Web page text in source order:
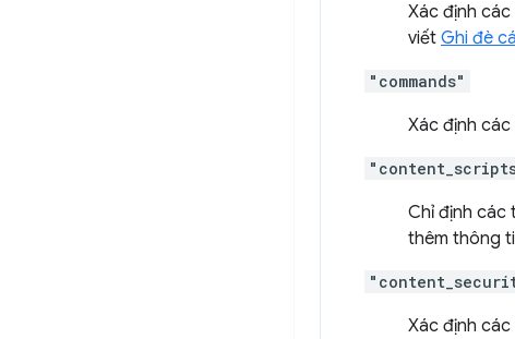
Xác định
viết Ghi đè
"commands"
Xác định
Chỉ định các
thêm thông
Xác định